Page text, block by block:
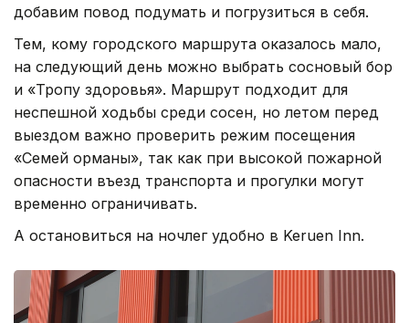
добавим повод подумать и погрузиться в себя.
Тем, кому городского маршрута оказалось мало,
на следующий день можно выбрать сосновый бор
и «Тропу здоровья». Маршрут подходит для
неспешной ходьбы среди сосен, но летом перед
выездом важно проверить режим посещения
«Семей орманы», так как при высокой пожарной
опасности въезд транспорта и прогулки могут
временно ограничивать.
А остановиться на ночлег удобно в Keruen Inn.